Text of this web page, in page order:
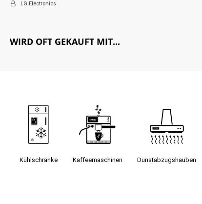
LG Electronics
WIRD OFT GEKAUFT MIT...
Kühlschränke Kaffee­maschinen Dunst­abzugs­hauben